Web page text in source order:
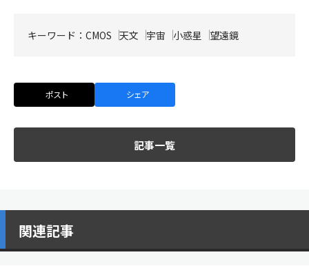
キーワード： CMOS 天文 宇宙 小惑星 望遠鏡
ポスト シェア
記事一覧
関連記事